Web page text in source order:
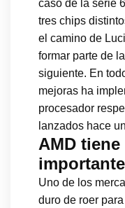
caso de la serie
tres chips
el camino de
formar parte de
siguiente. En
mejoras ha
procesador
lanzados hace
AMD
Uno de los
duro de roer